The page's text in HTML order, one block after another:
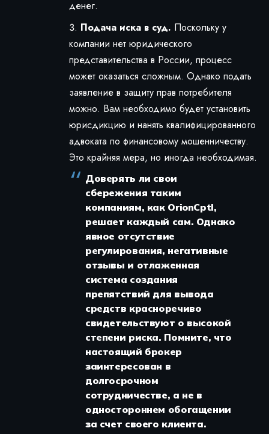
денег.
Подача иска в суд. Поскольку у
компании нет юридического
представительства в России, процесс
может оказаться сложным. Однако подать
заявление в защиту прав потребителя
можно. Вам необходимо будет установить
юрисдикцию и нанять квалифицированного
адвоката по финансовому мошенничеству.
Это крайняя мера, но иногда необходимая.
Доверять ли свои
сбережения таким
компаниям, как OrionCptl,
решает каждый сам. Однако
явное отсутствие
регулирования, негативные
отзывы и отлаженная
система создания
препятствий для вывода
средств красноречиво
свидетельствуют о высокой
степени риска. Помните, что
настоящий брокер
заинтересован в
долгосрочном
сотрудничестве, а не в
одностороннем обогащении
за счет своего клиента.